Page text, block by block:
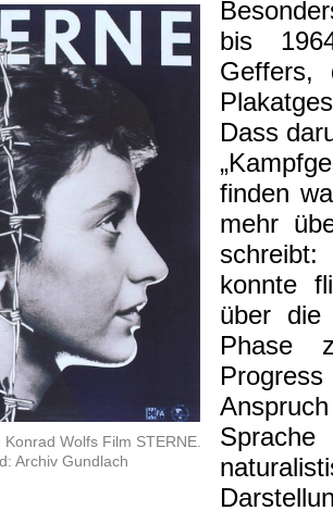
Wolfs Film STERNE.
Archiv Gundlach
bis
Geffers,
Dass
finden
mehr
schreibt:
konnte
über die
Phase